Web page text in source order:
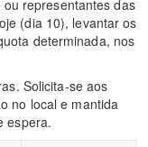
representantes das
(dia 10), levantar os
determinada, nos
Solicita-se aos
no local e mantida
espera.